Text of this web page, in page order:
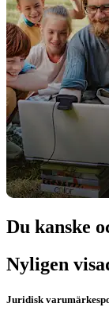
Du kanske
Nyligen
Juridisk